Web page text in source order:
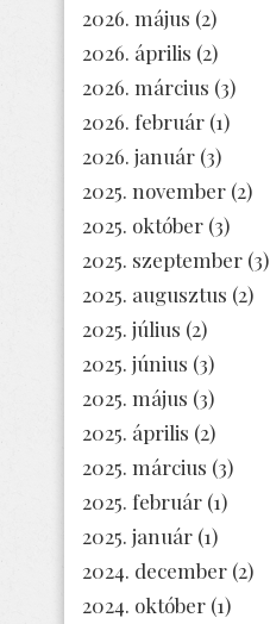
2026. május (2)
2026. április (2)
2026. március (3)
2026. február (1)
2026. január (3)
2025. november (2)
2025. október (3)
2025. szeptember (3)
2025. augusztus (2)
2025. július (2)
2025. június (3)
2025. május (3)
2025. április (2)
2025. március (3)
2025. február (1)
2025. január (1)
2024. december (2)
2024. október (1)